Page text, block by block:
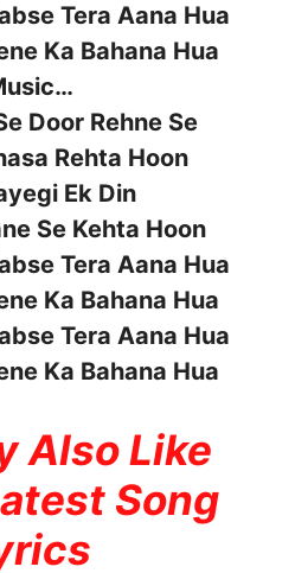
Tera Aana Hua
Ka Bahana Hua
Door Rehne Se
Rehta Hoon
Ek Din
Se Kehta Hoon
Tera Aana Hua
Ka Bahana Hua
Tera Aana Hua
Ka Bahana Hua
Also Like
Song